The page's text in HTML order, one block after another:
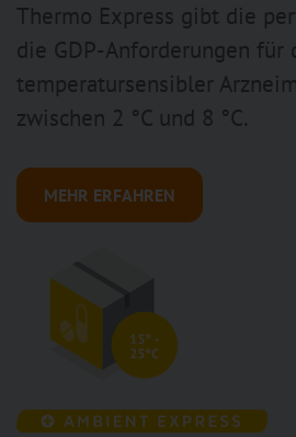
Thermo Express gibt die
die GDP-Anforderungen für
temperatursensibler
zwischen 2 °C und 8 °C.
MEHR ERFAHREN